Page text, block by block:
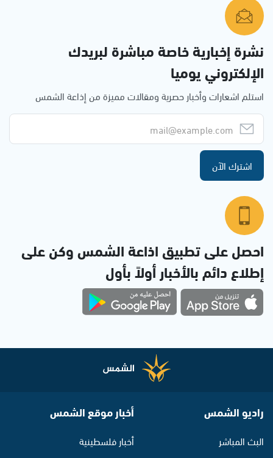
نشرة إخبارية خاصة مباشرة لبريدك
الإلكتروني يوميا
استلم اشعارات وأخبار حصرية ومقالات مميزة من إذاعة الشمس
اشترك الآن
احصل على تطبيق اذاعة الشمس وكن على
إطلاع دائم بالأخبار أولاً بأول
راديو الشمس
البث المباشر
أخبار موقع الشمس
أخبار فلسطينية